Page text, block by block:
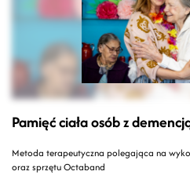
Pamięć ciała osób z
Metoda terapeutyczna polegająca na
oraz sprzętu Octaband